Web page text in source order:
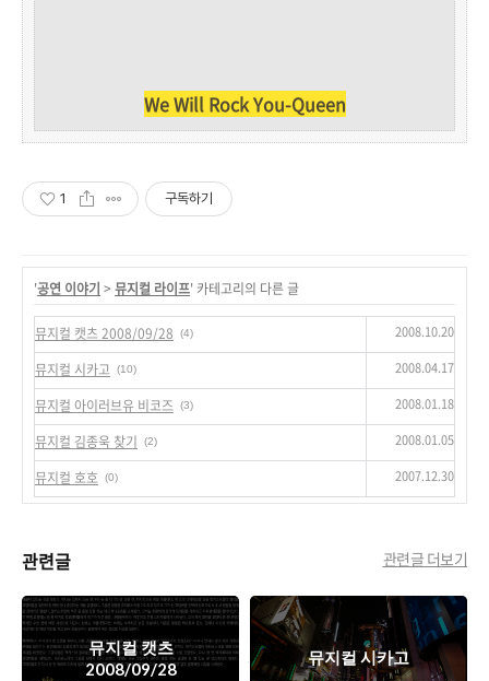
We Will Rock You-Queen
1 구독하기
'공연 이야기 > 뮤지컬 라이프' 카테고리의 다른 글
뮤지컬 캣츠 2008/09/28 (4) 2008.10.20
뮤지컬 시카고 (10) 2008.04.17
뮤지컬 아이러브유 비코즈 (3) 2008.01.18
뮤지컬 김종욱 찾기 (2) 2008.01.05
뮤지컬 호호 (0) 2007.12.30
관련글 관련글 더보기
뮤지컬 캣츠
2008/09/28
뮤지컬 시카고